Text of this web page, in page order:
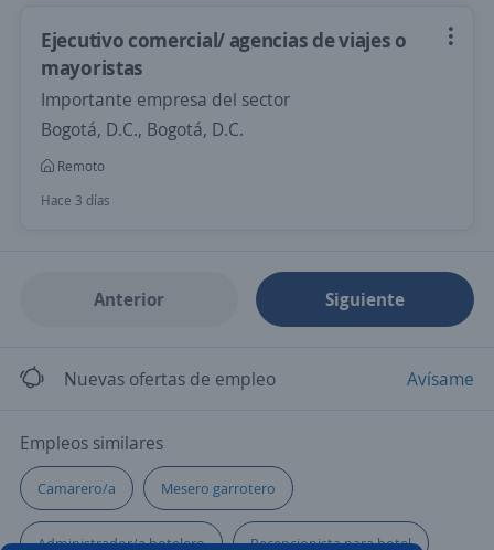
Ejecutivo comercial/ agencias de viajes o
mayoristas
Importante empresa del sector
Bogotá, D.C., Bogotá, D.C.
Remoto
Hace 3 días
Anterior Siguiente
Nuevas ofertas de empleo Avísame
Empleos similares
Camarero/a Mesero garrotero
Administrador/a hotelero Recepcionista para hotel